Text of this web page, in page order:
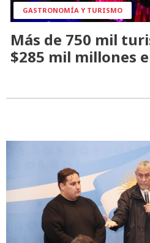
GASTRONOMÍA Y TURISMO
Más de 750 mil
$285 mil millones